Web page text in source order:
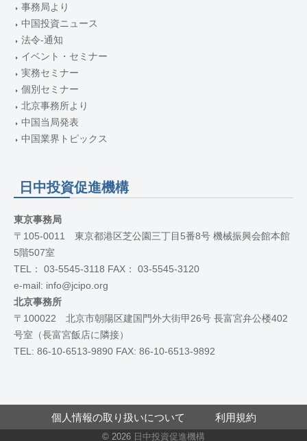
事務局より
中国投資ニュース
法令-通知
イベント・セミナー
実務セミナー
個別セミナー
北京事務所より
中国当局発表
中国業界トピックス
日中投資促進機構
東京事務局
〒105-0011 東京都港区芝公園三丁目5番8号 機械振興会館本館
5階507室
TEL： 03-5545-3118 FAX： 03-5545-3120
e-mail: info@jcipo.org
北京事務所
〒100022 北京市朝陽区建国門外大街甲26号 長富宮弁公楼402
号室（長富宮飯店に隣接）
TEL: 86-10-6513-9890 FAX: 86-10-6513-9892
個人情報の取り扱いについて 利用規約
© 2026 日中投資促進機構